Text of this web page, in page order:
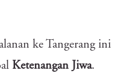
ke Tangerang ini
Ketenangan Jiwa.